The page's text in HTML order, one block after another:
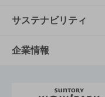
商品発売情報
栄養成分一覧
キャンペーン
工場見学
文化・スポーツTOP
サントリーホール
サステナビリティ
サステナビリティ
企業情報